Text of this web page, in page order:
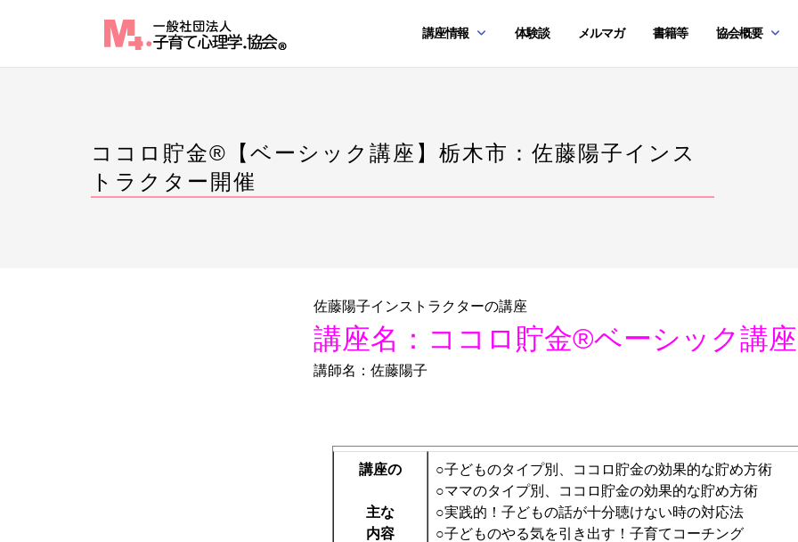
講座情報 体験談 メルマガ 書籍等 協会概要
ココロ貯金®︎【ベーシック講座】栃木市：佐藤陽子インス
トラクター開催
佐藤陽子インストラクターの講座
講座名：ココロ貯金®︎ベーシック講座
講師名：佐藤陽子
講座の
主な
内容
○子どものタイプ別、ココロ貯金の効果的な貯め方術
○ママのタイプ別、ココロ貯金の効果的な貯め方術
○実践的！子どもの話が十分聴けない時の対応法
○子どものやる気を引き出す！子育てコーチング